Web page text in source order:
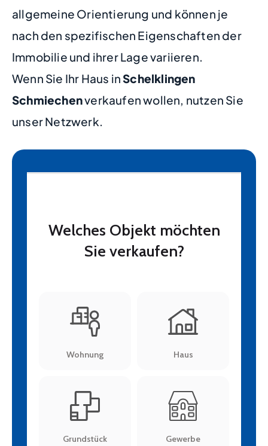
allgemeine Orientierung und können je
nach den spezifischen Eigenschaften der
Immobilie und ihrer Lage variieren.
Wenn Sie Ihr Haus inSchelklingen
Schmiechenverkaufen wollen, nutzen Sie
unser Netzwerk.